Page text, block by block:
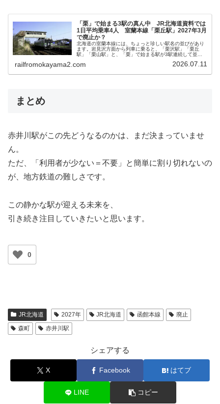
「栗」で始まる3駅の真ん中 JR北海道資料では
1日平均乗車4人 室蘭本線「栗丘駅」2027年3月
で廃止か？
北海道の室蘭本線には、ちょっと珍しい駅名の並びがあり
ます。岩見沢方面から列車に乗ると、「栗沢駅」「栗丘
駅」「栗山駅」と、「栗」で始まる駅が3駅連続して並ん
ダイヤ改正で廃止される方向で調...
railfromokayama2.com 2026.07.11
まとめ
赤井川駅がこの先どうなるのかは、まだ決まっていませ
ん。
ただ、「利用者が少ない＝不要」と簡単に割り切れないの
が、地方鉄道の難しさです。
この静かな駅が迎える未来を、
引き続き注目していきたいと思います。
0
JR北海道 2027年 JR北海道 函館本線
廃止
森町
赤井川駅
シェアする
X Facebook はてブ
LINE コピー